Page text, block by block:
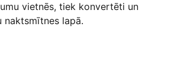
vietnēs, tiek konvertēti un
lapā.